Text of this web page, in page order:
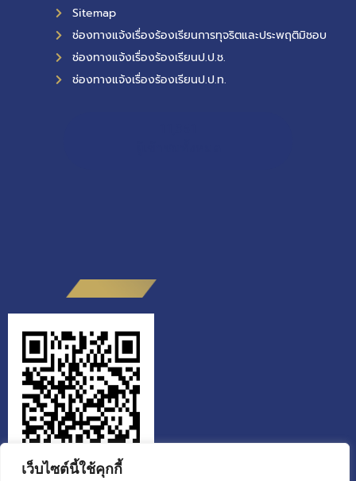
เว็บไซต์นี้ใช้คุกกี้
Sitemap
ช่องทางแจ้งเรื่องร้องเรียนการทุจริตและประพฤติมิชอบ
ช่องทางแจ้งเรื่องร้องเรียนป.ป.ช.
ช่องทางแจ้งเรื่องร้องเรียนป.ป.ท.